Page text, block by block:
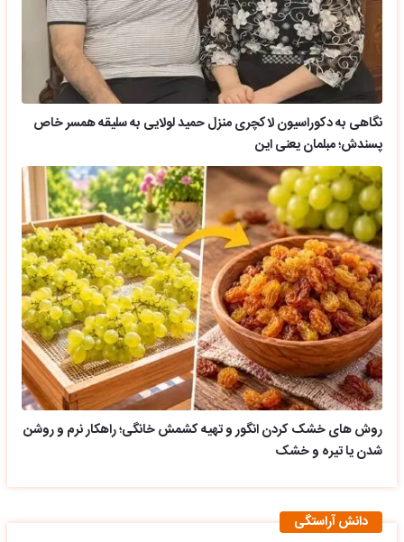
نگاهی به دکوراسیون لاکچری منزل حمید لولایی به سلیقه همسر خاص
پسندش؛ مبلمان یعنی این
روش های خشک کردن انگور و تهیه کشمش خانگی؛ راهکار نرم و روشن
شدن یا تیره و خشک
دانش آراستگی